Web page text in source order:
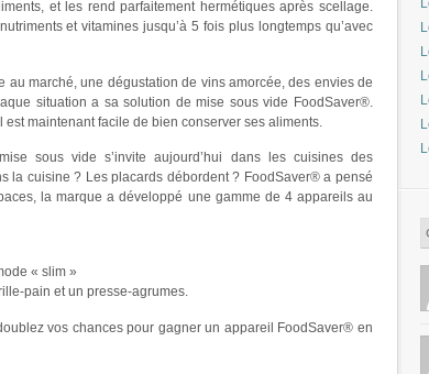
et les rend parfaitement hermétiques après scellage.
et vitamines jusqu’à 5 fois plus longtemps qu’avec
marché, une dégustation de vins amorcée, des envies de
situation a sa solution de mise sous vide FoodSaver®.
maintenant facile de bien conserver ses aliments.
sous vide s’invite aujourd’hui dans les cuisines des
la cuisine ? Les placards débordent ? FoodSaver® a pensé
la marque a développé une gamme de 4 appareils au
« slim »
pain et un presse-agrumes.
doublez vos chances pour gagner un appareil FoodSaver® en